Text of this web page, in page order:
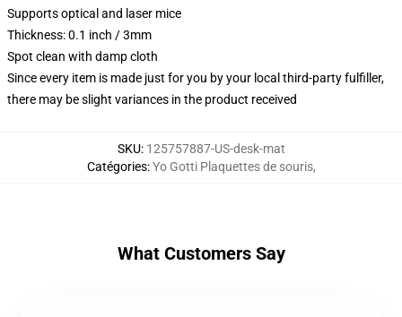
Supports optical and laser mice
Thickness: 0.1 inch / 3mm
Spot clean with damp cloth
Since every item is made just for you by your local third-party fulfiller,
there may be slight variances in the product received
SKU: 125757887-US-desk-mat
Catégories:Yo Gotti Plaquettes de souris,
What Customers Say